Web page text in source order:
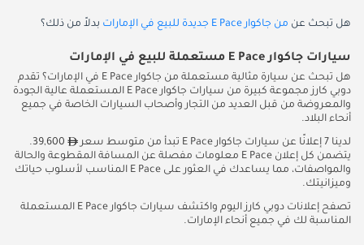
هل تبحث عن من جاكوار E Pace جديدة للبيع في الإمارات بدلاً من ذلك؟
سيارات جاكوار E Pace مستعملة للبيع في الإمارات
هل تبحث عن سيارة مثالية مستعملة من جاكوار E Pace في الإمارات؟ تقدم
دوبي كارز مجموعة كبيرة من سيارات جاكوار E Pace المستعملة عالية الجودة
والمعروضة من قبل العديد من التجار وأصحاب السيارات الخاصة في جميع
أنحاء البلاد.
لدينا 7 إعلانًا عن سيارات جاكوار E Pace تبدأ من متوسط سعر
39,600.
يتضمن كل إعلان E Pace معلومات مفصلة عن المسافة المقطوعة والحالة
والمواصفات، مما يساعدك في العثور على E Pace المناسب لأسلوب حياتك
وميزانيتك.
تصفح إعلانات دوبي كارز اليوم واكتشف سيارات جاكوار E Pace المستعملة
المناسبة لك في جميع أنحاء الإمارات.